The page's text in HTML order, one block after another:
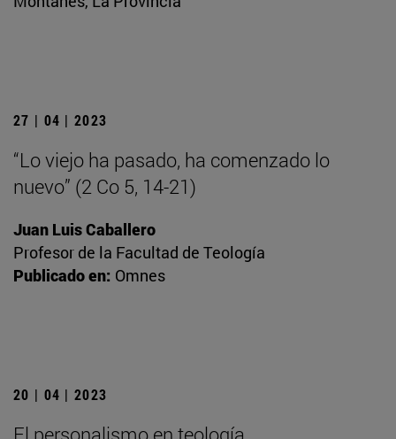
27 | 04 | 2023
“Lo viejo ha pasado, ha comenzado lo
nuevo” (2 Co 5, 14-21)
Juan Luis Caballero
Profesor de la Facultad de Teología
Publicado en: Omnes
20 | 04 | 2023